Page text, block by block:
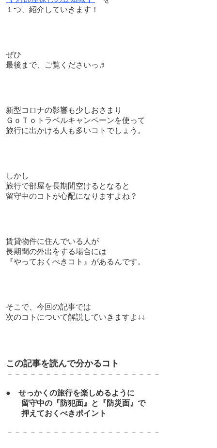
１つ、紹介していきます！
ぜひ
最後まで、ご覧くださいっ♬
新型コロナの影響も少しおさまり
ＧｏＴｏトラベルキャンペーンを使って
旅行に出かける人も多いコトでしょう。
しかし
旅行で部屋を長期間空けるとなると
留守中のコトが心配になりますよね？
賃貸物件に住んでいる人が
長期間の外出をする場合には
『やっておくべきコト』があるんです。
そこで、今回の記事では
次のコトについて解説していきますよ↓↓
この記事を読んで分かるコト
－－－－－－－－－－－－－－－－－－－－
● せっかくの旅行を楽しめるように
留守中の『防犯面』と『防災面』で
押えておくべきポイント
－－－－－－－－－－－－－－－－－－－－